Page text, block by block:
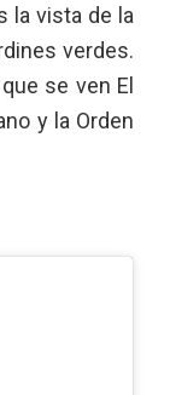
la vista de la
verdes.
se ven El
y la Orden